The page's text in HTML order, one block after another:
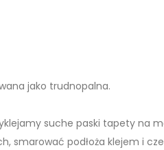
jako trudnopalna.
suche paski tapety na
smarować podłoża klejem i